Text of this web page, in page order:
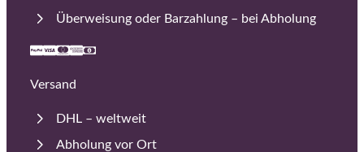
Überweisung oder Barzahlung – bei Abholung
Versand
DHL – weltweit
Abholung vor Ort